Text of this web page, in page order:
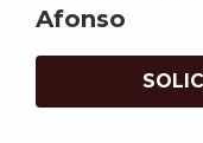
Afonso